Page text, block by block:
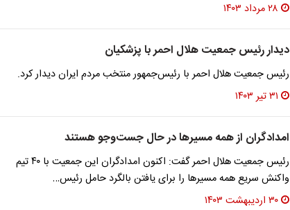
۲۸ مرداد ۱۴۰۳
دیدار رئیس جمعیت هلال احمر با پزشکیان
رئیس جمعیت هلال احمر با رئیس‌جمهور منتخب مردم ایران دیدار کرد.
۳۱ تیر ۱۴۰۳
امدادگران از همه مسیرها در حال جست‌وجو هستند
رئیس جمعیت هلال احمر گفت: اکنون امدادگران این جمعیت با ۴۰ تیم
واکنش سریع همه مسیرها را برای یافتن بالگرد حامل رئیس…
۳۰ اردیبهشت ۱۴۰۳